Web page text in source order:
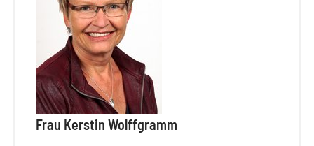
Frau Kerstin Wolffgramm